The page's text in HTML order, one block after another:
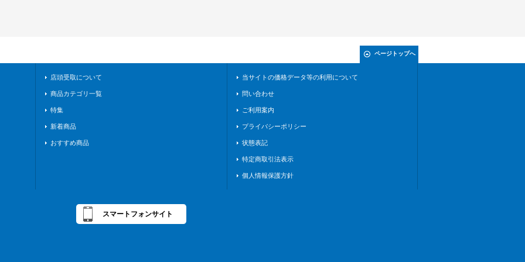
ページトップへ
店頭受取について
商品カテゴリ一覧
特集
新着商品
おすすめ商品
当サイトの価格データ等の利用について
問い合わせ
ご利用案内
プライバシーポリシー
状態表記
特定商取引法表示
個人情報保護方針
スマートフォンサイト